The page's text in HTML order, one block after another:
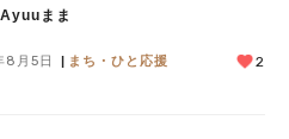
」レポート
Ayuuまま
月5日 まち・ひと応援 2